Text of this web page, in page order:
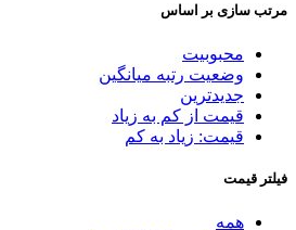
مرتب سازی بر اساس
محبوبیت
وضعیت رتبه میانگین
جدیدترین
قیمت از کم به زیاد
قیمت: زیاد به کم
فیلتر قیمت
همه